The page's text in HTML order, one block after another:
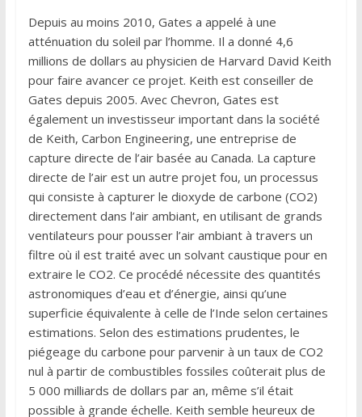
Depuis au moins 2010, Gates a appelé à une
atténuation du soleil par l’homme. Il a donné 4,6
millions de dollars au physicien de Harvard David Keith
pour faire avancer ce projet. Keith est conseiller de
Gates depuis 2005. Avec Chevron, Gates est
également un investisseur important dans la société
de Keith, Carbon Engineering, une entreprise de
capture directe de l’air basée au Canada. La capture
directe de l’air est un autre projet fou, un processus
qui consiste à capturer le dioxyde de carbone (CO2)
directement dans l’air ambiant, en utilisant de grands
ventilateurs pour pousser l’air ambiant à travers un
filtre où il est traité avec un solvant caustique pour en
extraire le CO2. Ce procédé nécessite des quantités
astronomiques d’eau et d’énergie, ainsi qu’une
superficie équivalente à celle de l’Inde selon certaines
estimations. Selon des estimations prudentes, le
piégeage du carbone pour parvenir à un taux de CO2
nul à partir de combustibles fossiles coûterait plus de
5 000 milliards de dollars par an, même s’il était
possible à grande échelle. Keith semble heureux de